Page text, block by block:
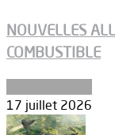
NOUVELLES
COMBUSTIBLE
17 juillet 2026